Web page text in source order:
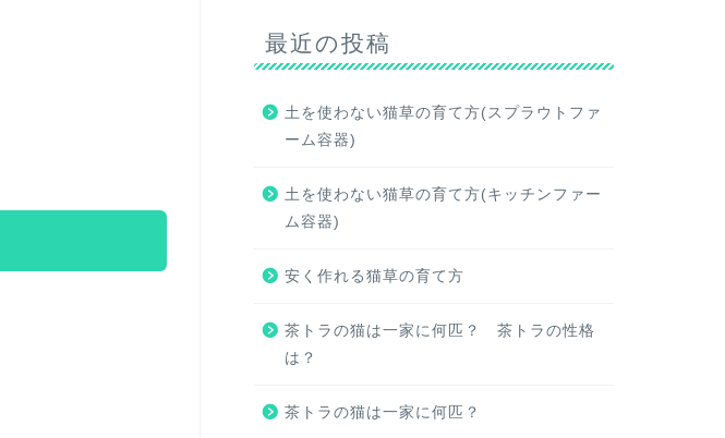
最近の投稿
土を使わない猫草の育て方(スプラウトファ
ーム容器)
土を使わない猫草の育て方(キッチンファー
ム容器)
安く作れる猫草の育て方
茶トラの猫は一家に何匹？ 茶トラの性格
は？
茶トラの猫は一家に何匹？